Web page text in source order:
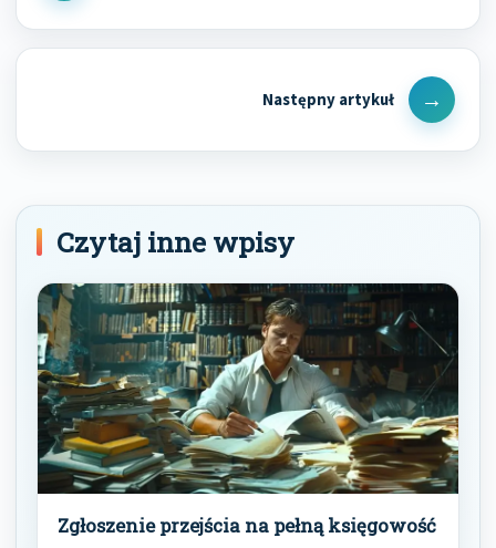
Next
Post
Czytaj inne wpisy
Zgłoszenie przejścia na pełną księgowość